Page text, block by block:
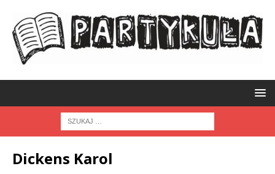
Dickens Karol